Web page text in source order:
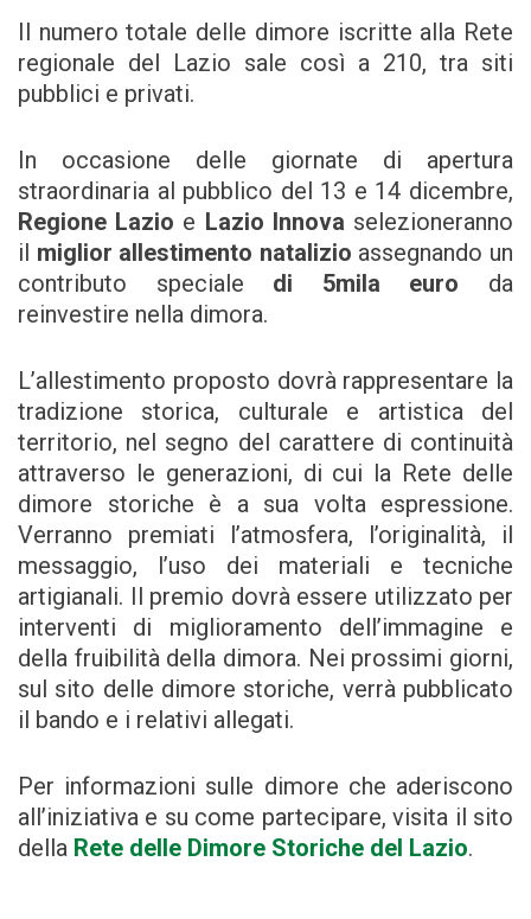
Il numero totale delle dimore iscritte alla Rete
regionale del Lazio sale così a 210, tra siti
pubblici e privati.
In occasione delle giornate di apertura
straordinaria al pubblico del 13 e 14 dicembre,
Regione Lazio e Lazio Innova selezioneranno
il miglior allestimento natalizio assegnando un
contributo speciale di 5mila euro da
reinvestire nella dimora.
L’allestimento proposto dovrà rappresentare la
tradizione storica, culturale e artistica del
territorio, nel segno del carattere di continuità
attraverso le generazioni, di cui la Rete delle
dimore storiche è a sua volta espressione.
Verranno premiati l’atmosfera, l’originalità, il
messaggio, l’uso dei materiali e tecniche
artigianali. Il premio dovrà essere utilizzato per
interventi di miglioramento dell’immagine e
della fruibilità della dimora. Nei prossimi giorni,
sul sito delle dimore storiche, verrà pubblicato
il bando e i relativi allegati.
Per informazioni sulle dimore che aderiscono
all’iniziativa e su come partecipare, visita il sito
della Rete delle Dimore Storiche del Lazio.